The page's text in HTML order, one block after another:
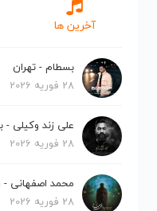
آخرین ها
بسطام - تهران
28 فوریه 2026
علی زند وکیلی -
28 فوریه 2026
محمد اصفهانی -
28 فوریه 2026